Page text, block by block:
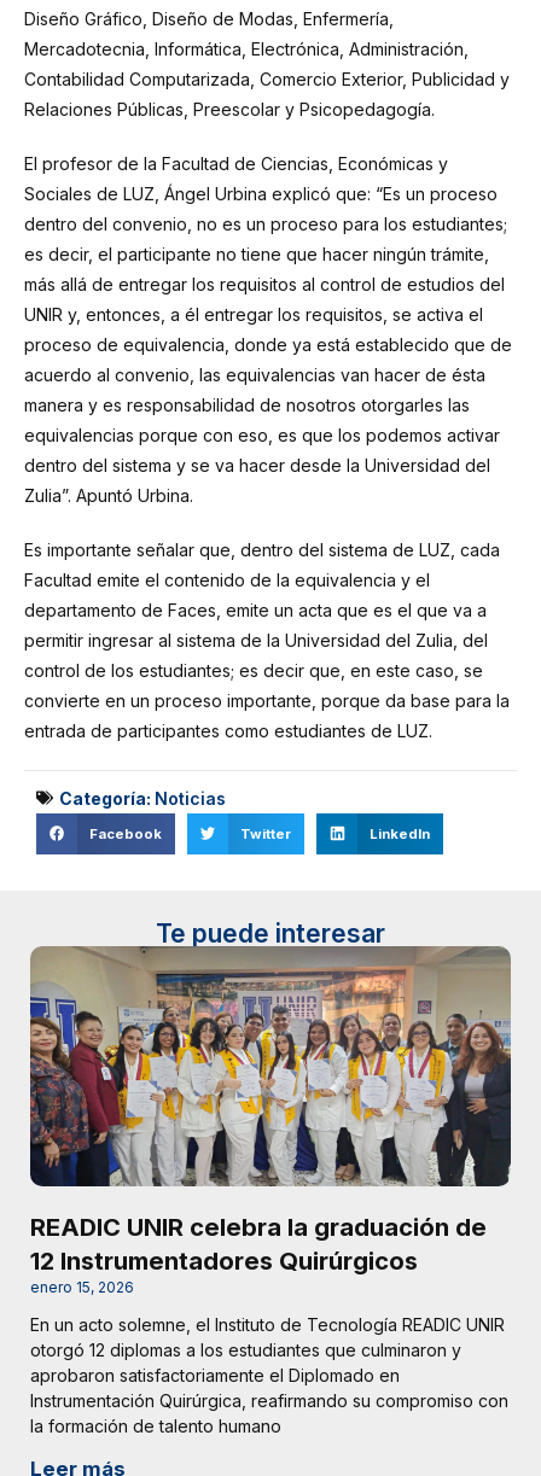
Diseño Gráfico, Diseño de Modas, Enfermería,
Mercadotecnia, Informática, Electrónica, Administración,
Contabilidad Computarizada, Comercio Exterior, Publicidad y
Relaciones Públicas, Preescolar y Psicopedagogía.
El profesor de la Facultad de Ciencias, Económicas y
Sociales de LUZ, Ángel Urbina explicó que: “Es un proceso
dentro del convenio, no es un proceso para los estudiantes;
es decir, el participante no tiene que hacer ningún trámite,
más allá de entregar los requisitos al control de estudios del
UNIR y, entonces, a él entregar los requisitos, se activa el
proceso de equivalencia, donde ya está establecido que de
acuerdo al convenio, las equivalencias van hacer de ésta
manera y es responsabilidad de nosotros otorgarles las
equivalencias porque con eso, es que los podemos activar
dentro del sistema y se va hacer desde la Universidad del
Zulia”. Apuntó Urbina.
Es importante señalar que, dentro del sistema de LUZ, cada
Facultad emite el contenido de la equivalencia y el
departamento de Faces, emite un acta que es el que va a
permitir ingresar al sistema de la Universidad del Zulia, del
control de los estudiantes; es decir que, en este caso, se
convierte en un proceso importante, porque da base para la
entrada de participantes como estudiantes de LUZ.
Categoría: Noticias
Facebook Twitter LinkedIn
Te puede interesar
READIC UNIR celebra la graduación de
12 Instrumentadores Quirúrgicos
enero 15, 2026
En un acto solemne, el Instituto de Tecnología READIC UNIR
otorgó 12 diplomas a los estudiantes que culminaron y
aprobaron satisfactoriamente el Diplomado en
Instrumentación Quirúrgica, reafirmando su compromiso con
la formación de talento humano
Leer más